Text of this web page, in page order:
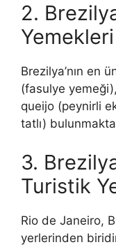
2.
Brezilya’nın en
(fasulye
queijo (peynirli
tatlı)
3.
Turistik
Rio de Janeiro,
yerlerinden